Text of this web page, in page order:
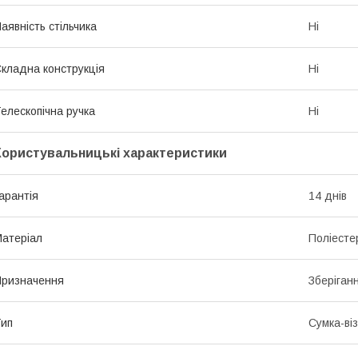
стільчика Ні
конструкція Ні
ручка Ні
характеристики
14 днів
Сумка-